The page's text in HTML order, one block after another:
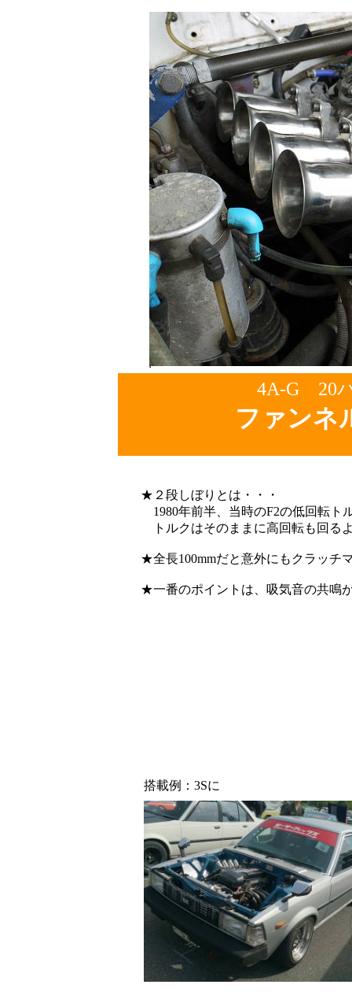
4A-G 20
ファン
★２段しぼりとは・・・
1980年前半、当時のF2の低回転ト
トルクはそのままに高回転も回る
★全長100mmだと意外にもクラッチ
★一番のポイントは、吸気音の共鳴
搭載例：3Sに